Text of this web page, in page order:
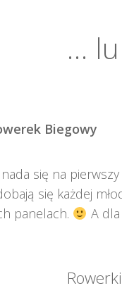
…
Biegowy
się na
się każdej
panelach.
A